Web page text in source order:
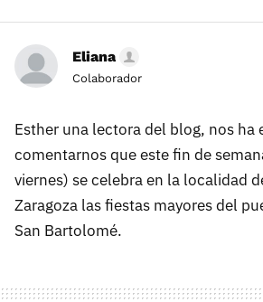
Eliana
Colaborador
Esther una lectora del blog, nos ha
comentarnos que este fin de
viernes) se celebra en la localidad
Zaragoza las fiestas mayores del
San Bartolomé.